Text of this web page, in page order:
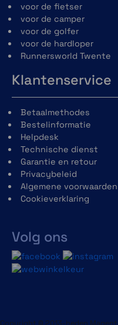
HRV-Status
Krijg meer inzicht in
middel van
Hartslagmeting op de
Deze functie test
kan worden
deze buiten het
komt.
voor de fietser
voor de camper
voor de golfer
voor de hardloper
Runnersworld Twente
Klantenservice
Betaalmethodes
Bestelinformatie
Helpdesk
Technische dienst
Garantie en retour
Privacybeleid
Algemene voorwaarden
Cookieverklaring
Volg ons
Copyright © 2013-heden